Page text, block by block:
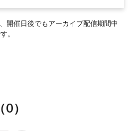
開催日後でもアーカイブ配信期間中
。
0）